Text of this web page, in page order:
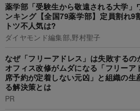
薬学部「受験生から敬遠される大学」
ンキング【全国79薬学部】定員割れ9
トツ不人気は?
ダイヤモンド編集部,野村聖子
なぜ「フリーアドレス」は失敗するの
オフィス改修がムダになる「フリーア
席予約が定着しない元凶」と組織の生
る解決策とは
PR